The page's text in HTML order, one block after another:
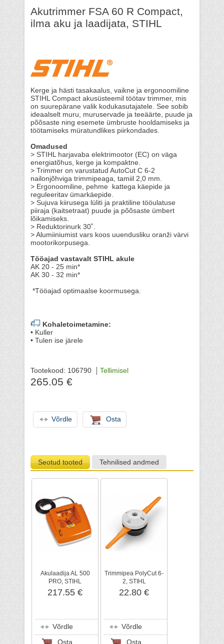
Akutrimmer FSA 60 R Compact,
ilma aku ja laadijata, STIHL
Kerge ja hästi tasakaalus, vaikne ja ergonoomiline
STIHL Compact akusüsteemil töötav trimmer, mis
on suurepärane valik kodukasutajatele. See sobib
ideaalselt muru, muruservade ja teeäärte, puude ja
põõsaste ning esemete ümbruste hooldamiseks ja
töötamiseks müratundlikes piirkondades.
Omadused
> STIHL harjavaba elektrimootor (EC) on väga
energiatõhus, kerge ja kompaktne.
> Trimmer on varustatud AutoCut C 6-2
nailonjõhviga trimmipeaga, tamiil 2,0 mm.
> Ergonoomiline, pehme kattega käepide ja
reguleeritav ümarkäepide.
> Sujuva kiirusega lüliti ja praktiline tööulatuse
piiraja (kaitsetraat) puude ja põõsaste ümbert
lõikamiseks.
> Reduktorinurk 30˚.
> Alumiiniumist vars koos uuendusliku oranži värvi
mootorikorpusega.
Tööajad vastavalt STIHL akule
AK 20 - 25 min*
AK 30 - 32 min*
*Tööajad optimaalse koormusega.
Kohaletoimetamine:
• Kuller
• Tulen ise järele
Tootekood: 106790 Tellimisel
265.05 €
Võrdle Osta
Seotud tooted Tehnilised andmed
Akulaadija AL 500
PRO, STIHL
217.55 €
Võrdle
Osta
Trimmipea PolyCut 6-
2, STIHL
22.80 €
Võrdle
Osta